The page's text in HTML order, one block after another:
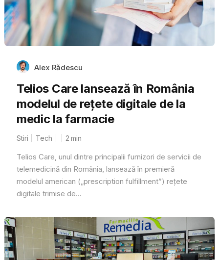
Alex Rădescu
Telios Care lansează în România
modelul de rețete digitale de la
medic la farmacie
Stiri Tech 2 min
Telios Care, unul dintre principalii furnizori de servicii de
telemedicină din România, lansează în premieră
modelul american („prescription fulfillment”) rețete
digitale trimise de...